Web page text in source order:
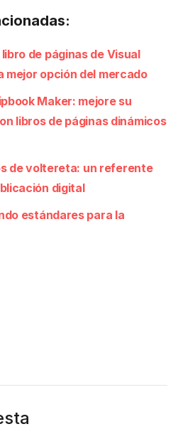
de páginas de Visual
mejor opción del mercado
Maker: mejore su
libros de páginas dinámicos
de voltereta: un referente
digital
estándares para la